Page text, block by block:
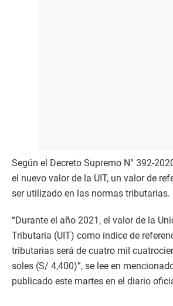
Según el Decreto Supremo N° 392-
el nuevo valor de la UIT, un valor de
ser utilizado en las normas tributarias.
“Durante el año 2021, el valor de la
Tributaria (UIT) como índice de
tributarias será de cuatro mil
soles (S/ 4,400)”, se lee en
publicado este martes en el diario